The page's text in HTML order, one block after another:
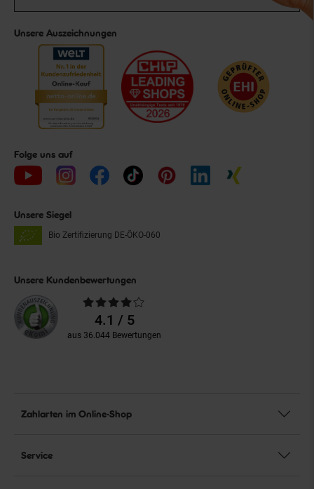
Unsere Auszeichnungen
Folge uns auf
Unsere Siegel
Bio Zertifizierung DE-ÖKO-060
Unsere Kundenbewertungen
Durchschnittliche
Bewertungen4.1 / 5
aus 36.044 Bewertungen
Zahlarten im Online-Shop
Service